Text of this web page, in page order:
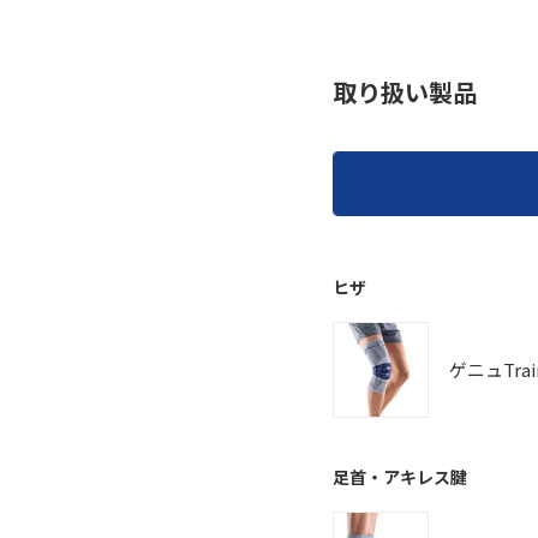
取り扱い製品
ヒザ
ゲニュ
足首・アキレス腱